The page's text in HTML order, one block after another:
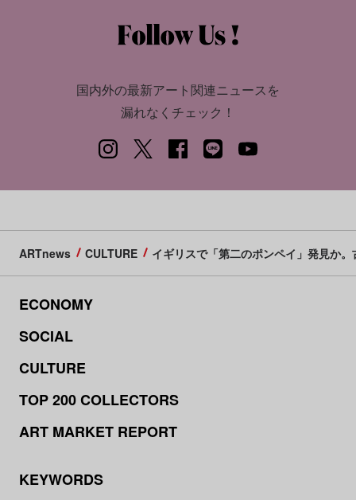
国内外の最新アート関連ニュースを
漏れなくチェック！
ARTnews CULTURE イギリスで「第二のポンペイ」発見か
ECONOMY
SOCIAL
CULTURE
TOP 200 COLLECTORS
ART MARKET REPORT
KEYWORDS